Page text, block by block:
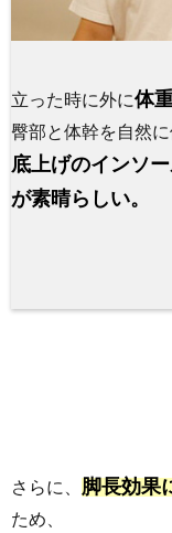
立った時に外に体
臀部と体幹を自然に
底上げのインソ
が素晴らしい。
さらに、 脚長効果
ため、